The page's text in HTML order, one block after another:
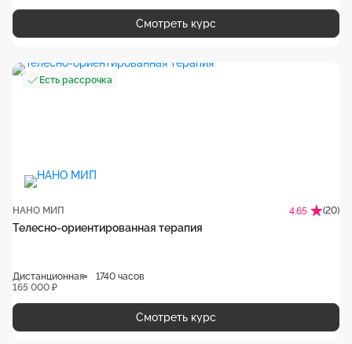
Смотреть курс
Есть рассрочка
НАНО МИП 4.65 (20)
Телесно-ориентированная терапия
Дистанционная
1740 часов
165 000 ₽
Смотреть курс